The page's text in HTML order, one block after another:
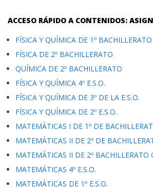
ACCESO RÁPIDO A CONTENIDOS:
FÍSICA Y QUÍMICA DE 1º BACHILLERATO
FÍSICA DE 2º BACHILLERATO
QUÍMICA DE 2º BACHILLERATO
FÍSICA Y QUÍMICA 4º E.S.O.
FÍSICA Y QUÍMICA DE 3º DE LA E.S.O.
FÍSICA Y QUÍMICA DE 2º E.S.O.
MATEMÁTICAS I DE 1º DE
MATEMÁTICAS II DE 2º DE
MATEMÁTICAS II DE 2º BACHILLERATO
MATEMÁTICAS 4º E.S.O.
MATEMÁTICAS DE 1º E.S.O.